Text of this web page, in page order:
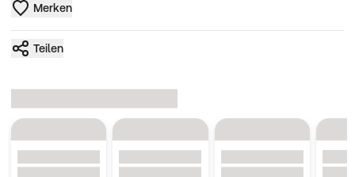
Merken
Teilen